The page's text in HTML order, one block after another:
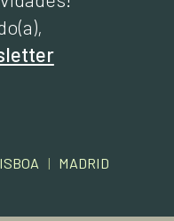
| MADRID